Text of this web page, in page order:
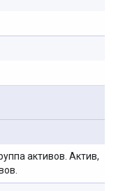
активов. Актив,